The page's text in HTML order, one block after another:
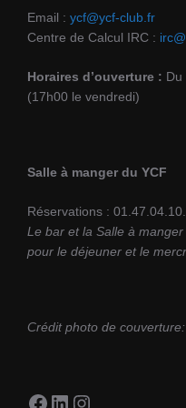
Email : ycf@ycf-club.fr
Centre de Calcul IRC :
Horaires d’ouverture :
(17h00 le vendredi)
Salle à manger du YCF
Réservations :
Le bar et la Salle à
pour le déjeuner et le
Crédit photo de
Facebook
LinkedIn
Instagram